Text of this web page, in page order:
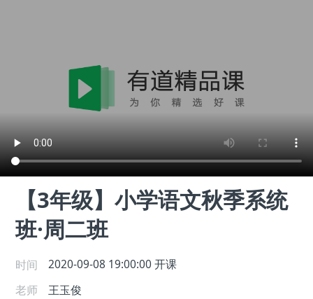
【3年级】小学语文秋季系统
班·周二班
时间 2020-09-08 19:00:00 开课
老师
王玉俊